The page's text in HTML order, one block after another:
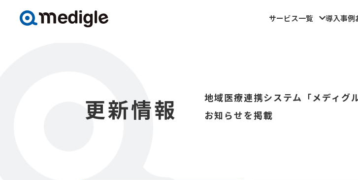
サービス一覧 導入事例
更新情報
地域医療連携システム「メディグ
お知らせを掲載